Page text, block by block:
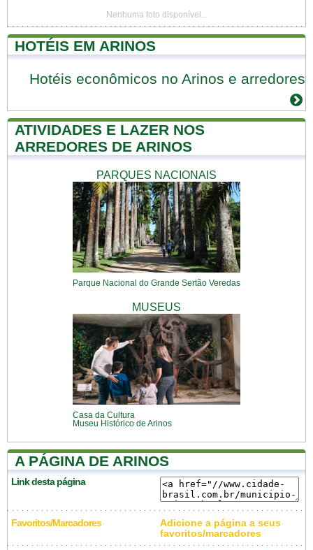
Nenhuma foto disponível...
HOTÉIS EM ARINOS
Hotéis econômicos no Arinos e arredores
ATIVIDADES E LAZER NOS
ARREDORES DE ARINOS
PARQUES NACIONAIS
Parque Nacional do Grande Sertão Veredas
MUSEUS
Casa da Cultura
Museu Histórico de Arinos
A PÁGINA DE ARINOS
Link desta página
Favoritos/Marcadores
Adicione a página a seus
favoritos/marcadores